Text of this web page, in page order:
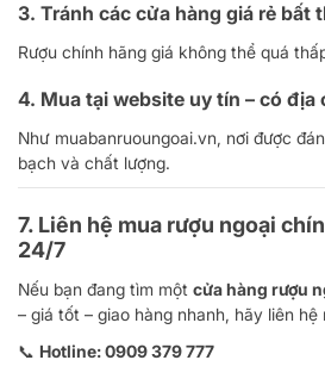
3. Tránh các cửa hàng giá rẻ bất
Rượu chính hãng giá không thể quá
4. Mua tại website uy tín – có địa
Như muabanruoungoai.vn, nơi được
bạch và chất lượng.
7. Liên hệ mua rượu ngoại
24/7
Nếu bạn đang tìm một cửa hàng rượu
– giá tốt – giao hàng nhanh, hãy liên hệ
📞 Hotline: 0909 379 777